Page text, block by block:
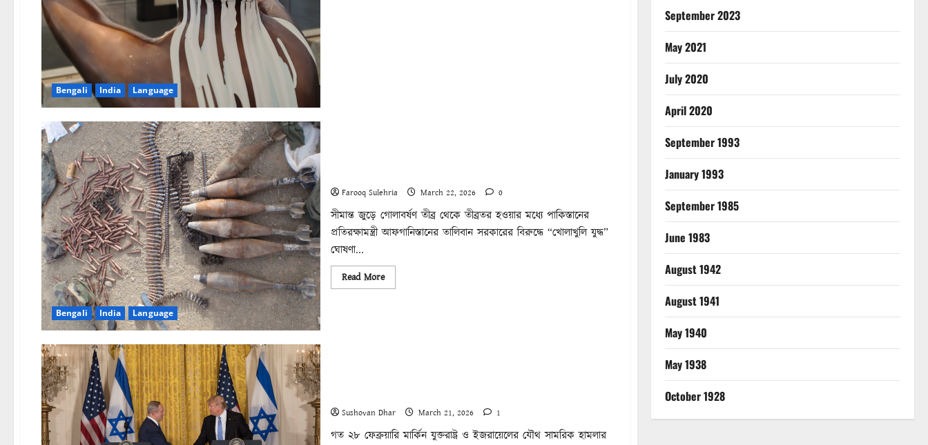
Bengali India Language
Bengali India Language
Farooq Sulehria March 22, 2026 0
সীমান্ত জুড়ে গোলাবর্ষণ তীব্র থেকে তীব্রতর হওয়ার মধ্যে পাকিস্তানের
প্রতিরক্ষামন্ত্রী আফগানিস্তানের তালিবান সরকারের বিরুদ্ধে “খোলাখুলি যুদ্ধ”
ঘোষণা...
Read MoreRead
more
Sushovan Dhar March 21, 2026 1
গত ২৮ ফেব্রুয়ারি মার্কিন যুক্তরাষ্ট্র ও ইজরায়েলের যৌথ সামরিক হামলার
September 2023
May 2021
July 2020
April 2020
September 1993
January 1993
September 1985
June 1983
August 1942
August 1941
May 1940
May 1938
October 1928